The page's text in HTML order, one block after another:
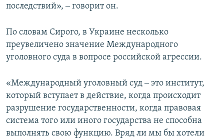
последствий», ‒ говорит он.
По словам Сирого, в Украине несколько
преувеличено значение Международного
уголовного суда в вопросе российской агрессии.
«Международный уголовный суд ‒ это институт,
который вступает в действие, когда происходит
разрушение государственности, когда правовая
система того или иного государства не способна
выполнять свою функцию. Вряд ли мы бы хотели